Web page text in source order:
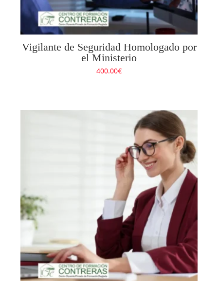
Vigilante de Seguridad Homologado por
el Ministerio
400.00€